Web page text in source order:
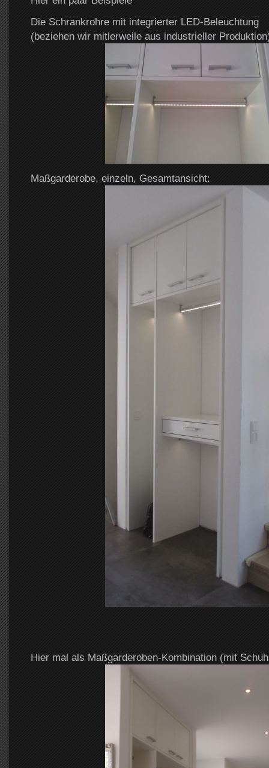
Die Schrankrohre mit integrierter LED-Beleuchtung
(beziehen wir mitlerweile aus industrieller
Maßgarderobe, einzeln, Gesamtansicht:
Hier mal als Maßgarderoben-Kombination (mit